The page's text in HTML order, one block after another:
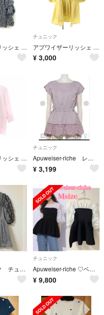
アプワイザーリッシェ ギンガムチェック オフショルダー ブラウス Vネック 1
チュニック
アプワイザーリッシェ フリル 七分袖 チュニック 1 黄 イエロー
¥ 3,000
アプワイザーリッシェ 24SS シャツチュールチュニック ブラウス 2 ピンク
チュニック
Apuweiser-riche レースドッキングチュニック ラベンダー
¥ 3,199
アプ チェック チュニック
チュニック
Apuweiser-riche ♡ベアビスチェドッキングチュニックM ペプラム
¥ 9,800